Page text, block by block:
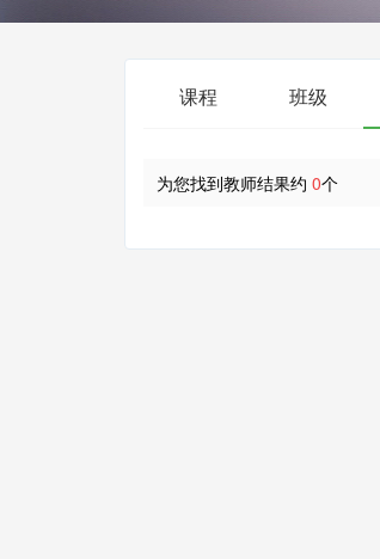
课程 班级
为您找到教师结果约 0个